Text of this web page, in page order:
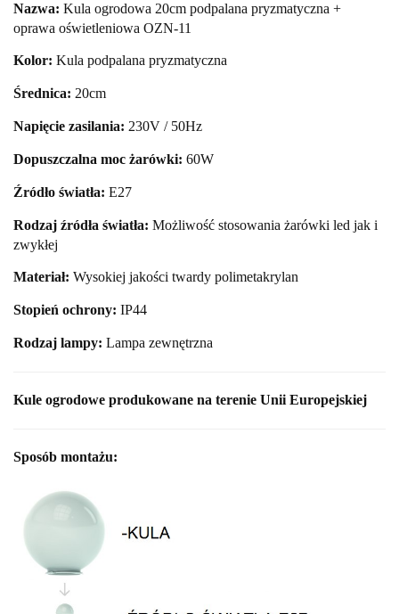
Nazwa: Kula ogrodowa 20cm podpalana pryzmatyczna +
oprawa oświetleniowa OZN-11
Kolor: Kula podpalana pryzmatyczna
Średnica: 20cm
Napięcie zasilania: 230V / 50Hz
Dopuszczalna moc żarówki: 60W
Źródło światła: E27
Rodzaj źródła światła: Możliwość stosowania żarówki led jak i
zwykłej
Materiał: Wysokiej jakości twardy polimetakrylan
Stopień ochrony: IP44
Rodzaj lampy: Lampa zewnętrzna
Kule ogrodowe produkowane na terenie Unii Europejskiej
Sposób montażu: